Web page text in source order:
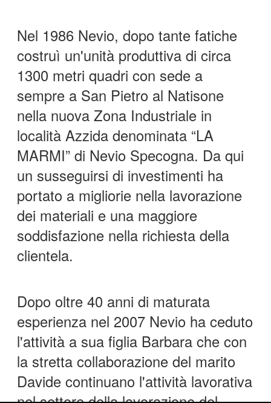
Nel 1986 Nevio, dopo tante fatiche
costruì un'unità produttiva di circa
1300 metri quadri con sede a
sempre a San Pietro al Natisone
nella nuova Zona Industriale in
località Azzida denominata “LA
MARMI” di Nevio Specogna. Da qui
un susseguirsi di investimenti ha
portato a migliorie nella lavorazione
dei materiali e una maggiore
soddisfazione nella richiesta della
clientela.
Dopo oltre 40 anni di maturata
esperienza nel 2007 Nevio ha ceduto
l'attività a sua figlia Barbara che con
la stretta collaborazione del marito
Davide continuano l'attività lavorativa